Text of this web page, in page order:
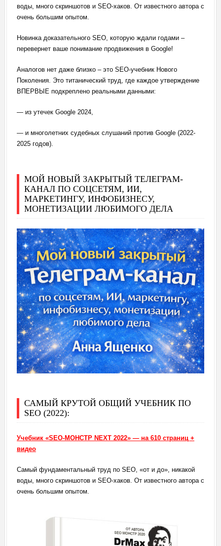
воды, много скриншотов и SEO-хаков. От известного автора с
очень большим опытом.
Новинка доказательного SEO, которую ждали годами –
перевернет ваше понимание продвижения в Google!
Аналогов нет даже близко – это SEO-учебник Нового
Поколения. Это титанический труд, где каждое утверждение
ВПЕРВЫЕ подкреплено реальными данными:
— из утечек Google 2024,
— и многолетних судебных слушаний против Google (2022-
2025 годов).
МОЙ НОВЫЙ ЗАКРЫТЫЙ ТЕЛЕГРАМ-
КАНАЛ ПО СОЦСЕТЯМ, ИИ,
МАРКЕТИНГУ, ИНФОБИЗНЕСУ,
МОНЕТИЗАЦИИ ЛЮБИМОГО ДЕЛА
САМЫЙ КРУТОЙ ОБЩИЙ УЧЕБНИК ПО
SEO (2022):
Учебник «SEO-МОНСТР NEXT 2022» — на 610 страниц +
видео
Самый фундаментальный труд по SEO, «от и до», никакой
воды, много скриншотов и SEO-хаков. От известного автора с
очень большим опытом.